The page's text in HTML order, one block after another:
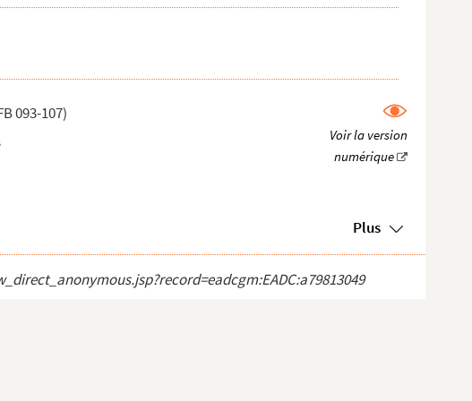
Centre cu...
de...
8,4 cm) pour la candidature à l'Académie de...
/ 20
VII / VI...
rehauss...
093-107)
Plus